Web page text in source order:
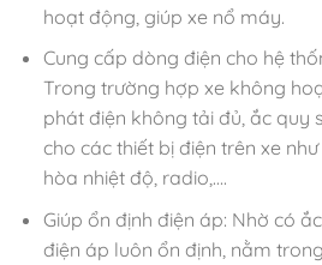
hoạt động, giúp xe nổ máy.
Cung cấp dòng điện cho hệ
Trong trường hợp xe không
phát điện không tải đủ, ắc quy
cho các thiết bị điện trên xe
hòa nhiệt độ, radio,….
Giúp ổn định điện áp: Nhờ có
điện áp luôn ổn định, nằm